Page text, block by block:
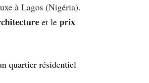
à Lagos (Nigéria).
et le prix
quartier résidentiel